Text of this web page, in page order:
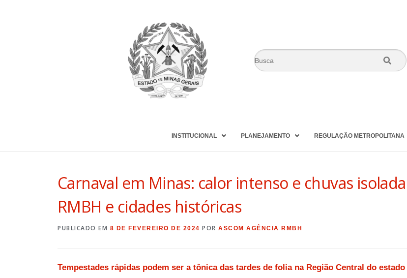
INSTITUCIONAL PLANEJAMENTO REGULAÇÃO METROPOLITANA
Carnaval em Minas: calor intenso e chuvas
RMBH e cidades históricas
PUBLICADO EM 8 DE FEVEREIRO DE 2024 POR ASCOM AGÊNCIA RMBH
Tempestades rápidas podem ser a tônica das tardes de folia na Região Central do